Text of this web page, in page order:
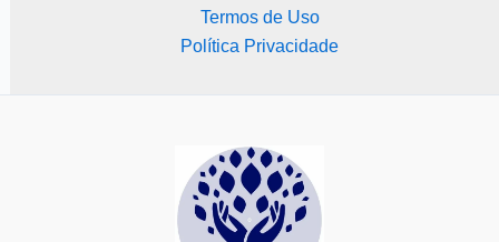
Termos de Uso
Política Privacidade